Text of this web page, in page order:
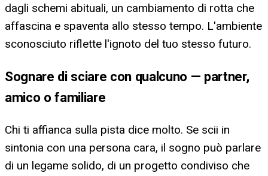
dagli schemi abituali, un cambiamento di rotta che
affascina e spaventa allo stesso tempo. L'ambiente
sconosciuto riflette l'ignoto del tuo stesso futuro.
Sognare di sciare con qualcuno — partner,
amico o familiare
Chi ti affianca sulla pista dice molto. Se scii in
sintonia con una persona cara, il sogno può parlare
di un legame solido, di un progetto condiviso che